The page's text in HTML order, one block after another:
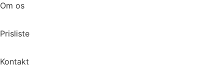
Om os
Prisliste
Kontakt